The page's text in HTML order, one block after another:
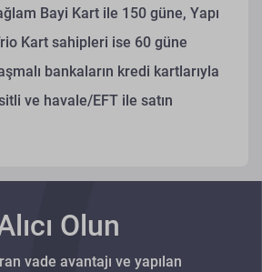
Bayi Kart ile 150 güne, Yapı
Kart sahipleri ise 60 güne
bankaların kredi kartlarıyla
ve havale/EFT ile satın
Olun
vade avantajı ve yapılan